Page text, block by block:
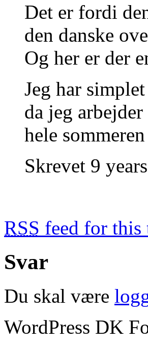
Det er fordi
den danske
Og her er der
Jeg har
da jeg
hele
Skrevet 9
RSS feed for this
Svar
Du skal være
WordPress DK